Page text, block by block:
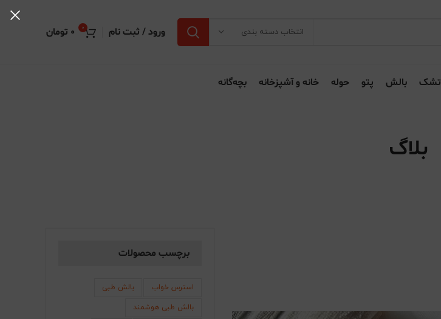
انتخاب دسته بندی ورود / ثبت نام 0
0 تومان
تشک بالش پتو حوله خانه و آشپزخانه بچه‌گانه
بلاگ
برچسب محصولات
استرس خواب بالش طبی
بالش طبی هوشمند